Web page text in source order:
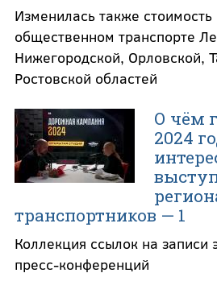
Изменилась также стоимость
общественном транспорте
Нижегородской, Орловской,
Ростовской областей
О чём
2024
транспортников — 1
Коллекция ссылок на записи
пресс-конференций